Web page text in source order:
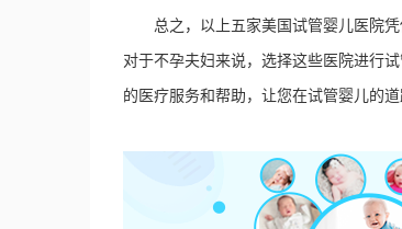
总之，以上五家美国试管婴儿医院
对于不孕夫妇来说，选择这些医院进行
的医疗服务和帮助，让您在试管婴儿的道